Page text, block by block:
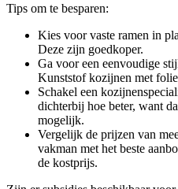
Tips om te besparen:
Kies voor vaste ramen in
Deze zijn goedkoper.
Ga voor een eenvoudige
Kunststof kozijnen met
Schakel een
dichterbij hoe beter, want
mogelijk.
Vergelijk de prijzen van
vakman met het beste
de kostprijs.